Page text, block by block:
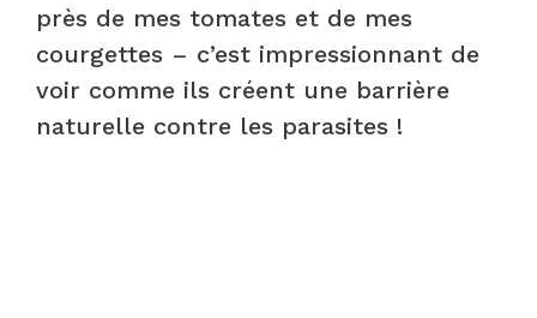
près de mes tomates et de mes
courgettes – c’est impressionnant de
voir comme ils créent une barrière
naturelle contre les parasites !